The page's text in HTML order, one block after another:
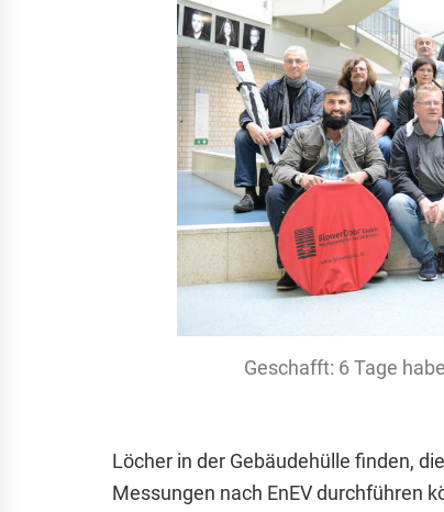
Geschafft: 6 Tage
Löcher in der Gebäudehülle finden,
Messungen nach EnEV durchführen